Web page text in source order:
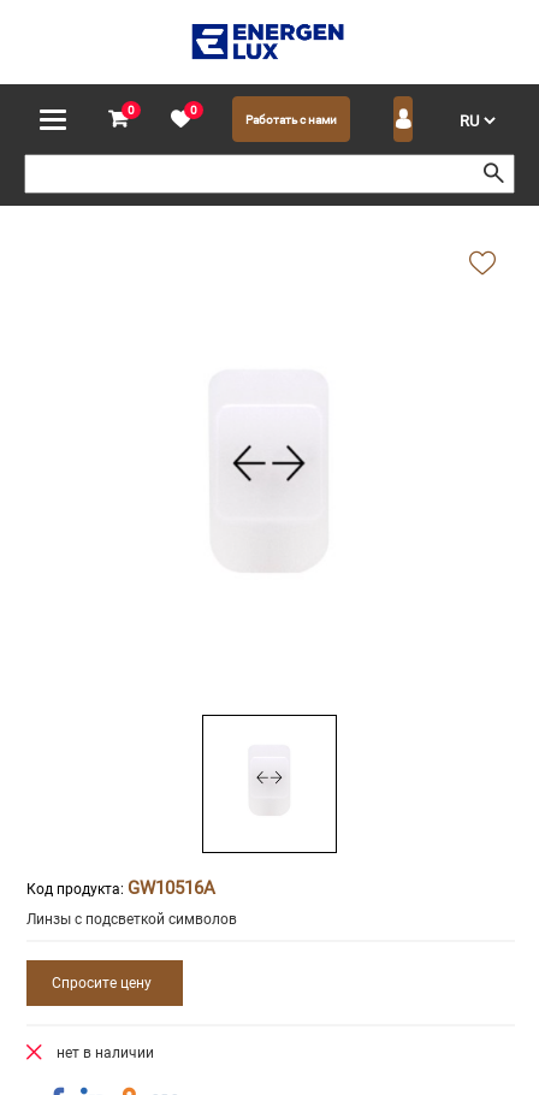
0 0
Работать с нами
Код продукта: GW10516A
Линзы с подсветкой символов
Спросите цену
нет в наличии